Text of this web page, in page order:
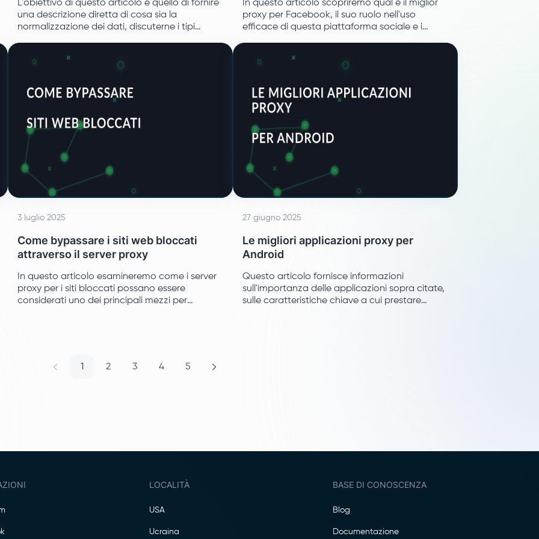
L'obiettivo di questo articolo è quello di fornire
una descrizione diretta di cosa sia la
normalizzazione dei dati, discuterne i tipi
In questo articolo scopriremo qual è il miglior
proxy per Facebook, il suo ruolo nell'uso
efficace di questa piattaforma sociale e i
3 luglio 2025
Come bypassare i siti web bloccati
attraverso il server proxy
In questo articolo esamineremo come i server
proxy per i siti bloccati possano essere
considerati uno dei principali mezzi per
27 giugno 2025
Le migliori applicazioni proxy per
Android
Questo articolo fornisce informazioni
sull'importanza delle applicazioni sopra citate,
sulle caratteristiche chiave a cui prestare
1 2 3 4 5
LOCALITÀ
USA
Ucraina
BASE DI CONOSCENZA
Blog
Documentazione